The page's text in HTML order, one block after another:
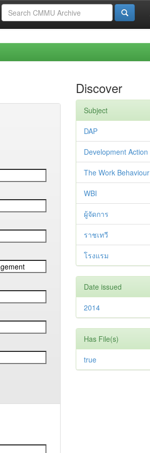
Discover
Subject
DAP
Development Action
The Work
WBI
ผู้จัดการ
ราชเทวี
โรงแรม
Date issued
2014
Has File(s)
true